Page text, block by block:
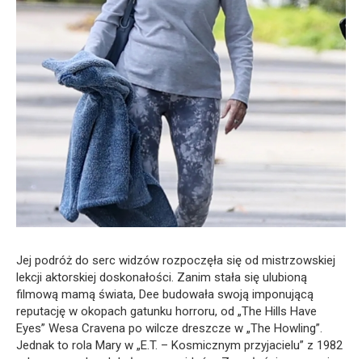
Jej podróż do serc widzów rozpoczęła się od mistrzowskiej
lekcji aktorskiej doskonałości. Zanim stała się ulubioną
filmową mamą świata, Dee budowała swoją imponującą
reputację w okopach gatunku horroru, od „The Hills Have
Eyes” Wesa Cravena po wilcze dreszcze w „The Howling”.
Jednak to rola Mary w „E.T. – Kosmicznym przyjacielu” z 1982